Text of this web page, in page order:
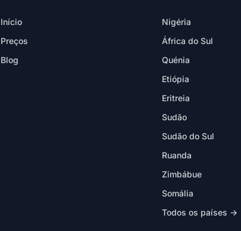
Início
Preços
Blog
Nigéria
África do Sul
Quénia
Etiópia
Eritreia
Sudão
Sudão do Sul
Ruanda
Zimbábue
Somália
Todos os países →